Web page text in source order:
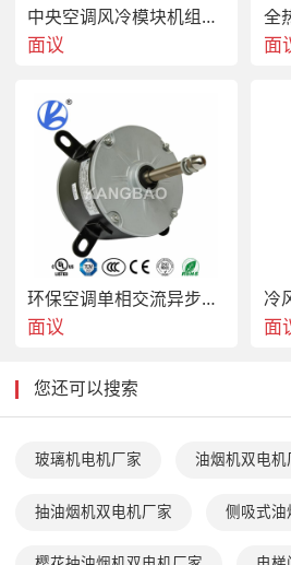
中央空调风冷模块机组轴流风机
面议 面
环保空调单相交流异步电机
面议 面
您还可以搜索
玻璃机电机厂家 油烟机双电机
抽油烟机双电机厂家 侧吸式油